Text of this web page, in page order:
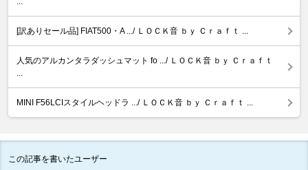
[訳ありセール品] FIAT500・A .../ ＬＯＣＫ音 ｂｙ Ｃｒａｆｔ ...
人気のアルカンタラダッシュマット fo .../ ＬＯＣＫ音 ｂｙ Ｃｒａｆｔ
...
MINI F56LCIスタイルヘッドラ .../ ＬＯＣＫ音 ｂｙ Ｃｒａｆｔ ...
この記事を書いたユーザー